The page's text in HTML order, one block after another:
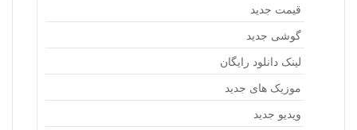
قیمت جدید
گوشی جدید
لینک دانلود رایگان
موزیک های جدید
ویدیو جدید